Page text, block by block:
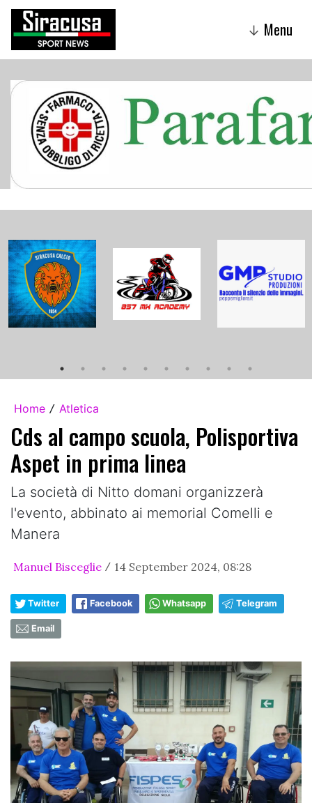
↓ Menu
Home / Atletica
Cds al campo scuola, Polisportiva
Aspet in prima linea
La società di Nitto domani organizzerà
l'evento, abbinato ai memorial Comelli e
Manera
Manuel Bisceglie / 14 September 2024, 08:28
Twitter Facebook Whatsapp Telegram
Email